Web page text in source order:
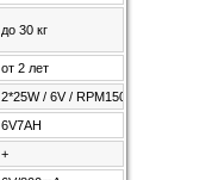
до 30 кг
от 2 лет
2*25W / 6V / RPM15000
6V7AH
+